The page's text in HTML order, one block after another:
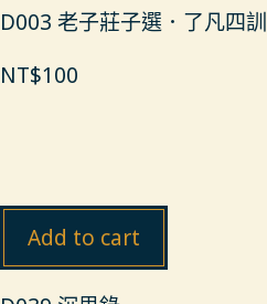
D003 老子莊子選．了凡四訓
NT$100
Add to cart